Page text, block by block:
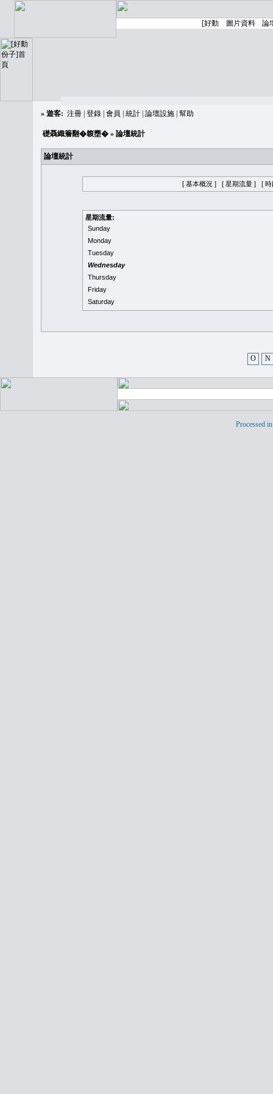
» 遊客: 注冊 登錄 會員 統計 論壇設施 幫助
礎聶織簷翻�䪖壅� » 論壇統計
論壇統計
[ 基本概況 ] [ 星期流量 ] [ 時
星期流量:
Sunday
Monday
Tuesday
Wednesday
Thursday
Friday
Saturday
O N
Processed